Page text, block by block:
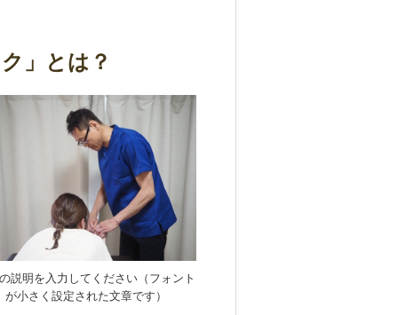
」とは？
説明を入力してください（フォント
が小さく設定された文章です）